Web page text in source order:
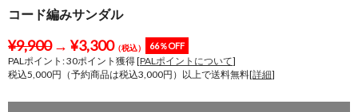
コード編みサンダル
¥9,900→ ¥3,300（税込） 66％OFF
PALポイント:30ポイント獲得 [PALポイントについて]
税込5,000円（予約商品は税込3,000円）以上で送料無料[詳細]